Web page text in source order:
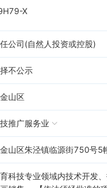
X
公司(自然人投资或控股)
不公示
山区
推广服务业
金山区朱泾镇临源街750号5
科技专业领域内技术开发